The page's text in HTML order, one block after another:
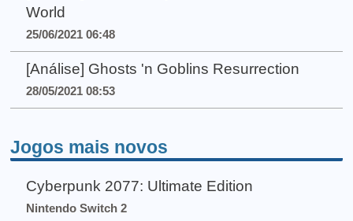
World
25/06/2021 06:48
[Análise] Ghosts 'n Goblins Resurrection
28/05/2021 08:53
Jogos mais novos
Cyberpunk 2077: Ultimate Edition
Nintendo Switch 2